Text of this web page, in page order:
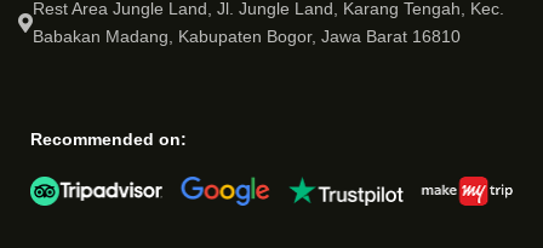
Rest Area Jungle Land, Jl. Jungle Land, Karang Tengah, Kec.
Babakan Madang, Kabupaten Bogor, Jawa Barat 16810
Recommended on: